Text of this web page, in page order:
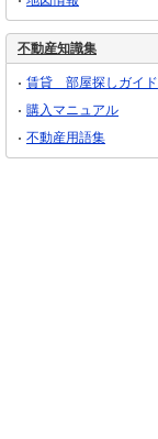
不動産知識集
賃貸 部屋探しガイド
購入マニュアル
不動産用語集